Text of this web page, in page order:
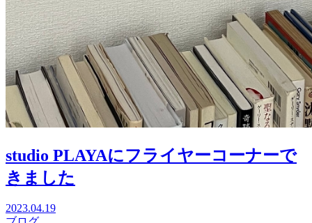
studio PLAYAにフライヤーコーナーで
きました
2023.04.19